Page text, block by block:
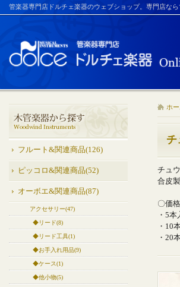
管楽器専門店ドルチェ楽器のウェブショップ。専門店な
フルート&関連商品(126)
ピッコロ&関連商品(52)
オーボエ&関連商品(87)
アクセサリー(47)
◆リード(8)
◆リード工具(1)
◆お手入れ用品(9)
◆ケース(1)
◆他小物(5)
ホ
チ
チュ
合皮
〇価格
・5
・10
・20